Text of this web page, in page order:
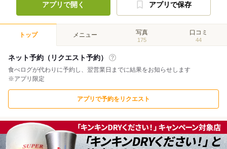
アプリで開く アプリで保存
トップ メニュー 写真
175
口コミ
44
ネット予約（リクエスト予約）
食べログが代わりに予約し、翌営業日までに結果をお知らせします
※アプリ限定
アプリで予約をリクエスト